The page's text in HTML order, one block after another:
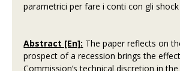
parametrici per fare i conti con gli
Abstract [En]: The paper reflects on
prospect of a recession brings the
Commission’s technical discretion in